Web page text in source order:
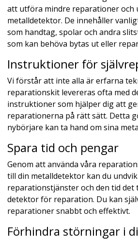
att utföra mindre reparationer och
metalldetektor. De innehåller
som handtag, spolar och andra
som kan behöva bytas ut eller
Instruktioner för
Vi förstår att inte alla är erfarna
reparationskit levereras ofta med
instruktioner som hjälper dig att
reparationerna på rätt sätt. Detta
nybörjare kan ta hand om sina
Spara tid och pengar
Genom att använda våra
till din metalldetektor kan du
reparationstjänster och den tid det
detektor för reparation. Du kan
reparationer snabbt och effektivt.
Förhindra störningar i